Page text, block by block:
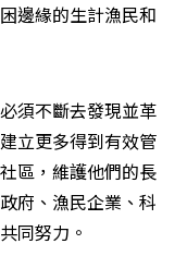
邊緣的生計漁民和
須不斷去發現並革
立更多得到有效管
區，維護他們的長
府、漁民企業、科
同努力。